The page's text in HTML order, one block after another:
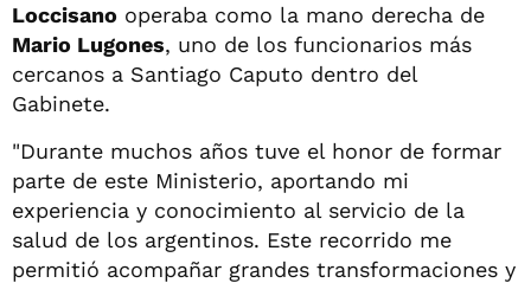
Loccisano operaba como la mano derecha de
Mario Lugones, uno de los funcionarios más
cercanos a Santiago Caputo dentro del
Gabinete.
"Durante muchos años tuve el honor de formar
parte de este Ministerio, aportando mi
experiencia y conocimiento al servicio de la
salud de los argentinos. Este recorrido me
permitió acompañar grandes transformaciones y